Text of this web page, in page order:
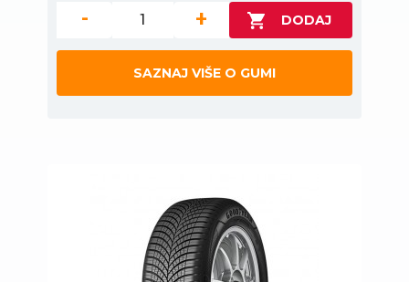
- +
SAZNAJ VIŠE O GUMI